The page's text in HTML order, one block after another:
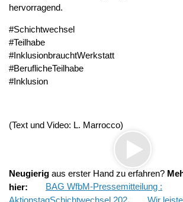
hervorragend.
#Schichtwechsel
#Teilhabe
#InklusionbrauchtWerkstatt
#BeruflicheTeilhabe
#Inklusion
(Text und Video: L. Marrocco)
Neugierig aus erster Hand zu erfahren?
hier:
BAG WfbM-Pressemitteilung :
AktionstagSchichtwechsel 202, Wir